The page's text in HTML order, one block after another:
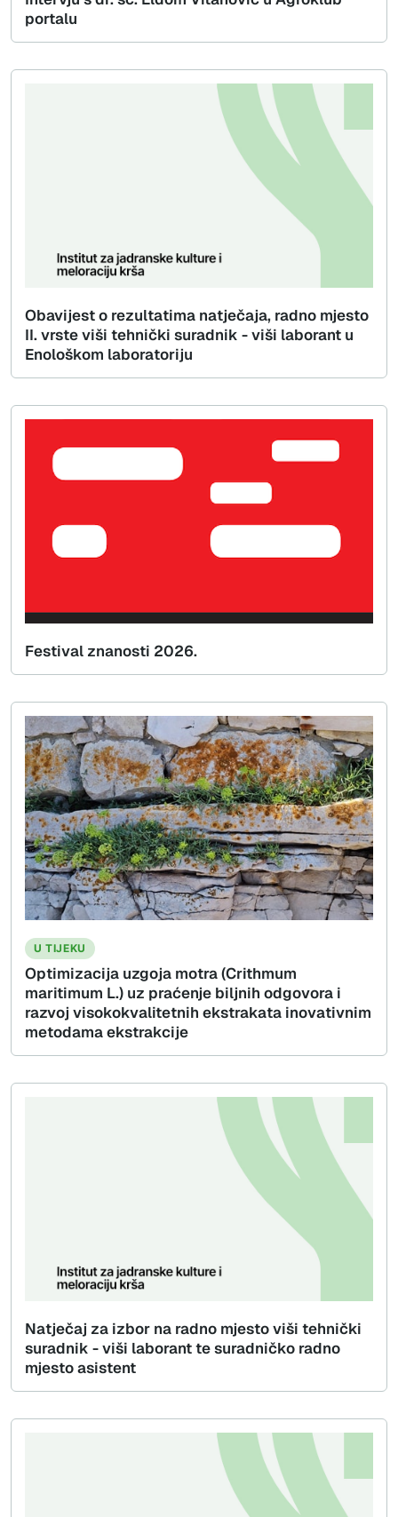
portalu
Obavijest o rezultatima natječaja, radno mjesto
II. vrste viši tehnički suradnik - viši laborant u
Enološkom laboratoriju
Festival znanosti 2026.
U TIJEKU
Optimizacija uzgoja motra (Crithmum
maritimum L.) uz praćenje biljnih odgovora i
razvoj visokokvalitetnih ekstrakata inovativnim
metodama ekstrakcije
Natječaj za izbor na radno mjesto viši tehnički
suradnik - viši laborant te suradničko radno
mjesto asistent